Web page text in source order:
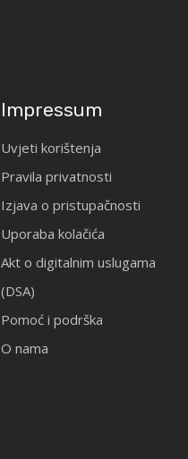
Impressum
Uvjeti korištenja
Pravila privatnosti
Izjava o pristupačnosti
Uporaba kolačića
Akt o digitalnim uslugama
(DSA)
Pomoć i podrška
O nama